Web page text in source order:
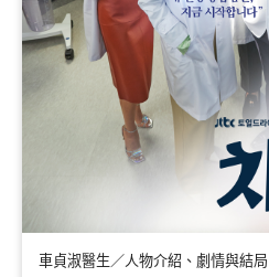
車貞淑醫生／人物介紹、劇情與結局